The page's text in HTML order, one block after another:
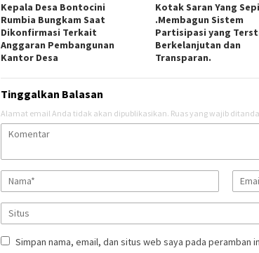
Kepala Desa Bontocini
Rumbia Bungkam Saat
Dikonfirmasi Terkait
Anggaran Pembangunan
Kantor Desa
Kotak Saran Yang Sepi
.Membagun Sistem
Partisipasi yang
Berkelanjutan dan
Transparan.
Tinggalkan Balasan
Alamat email Anda tidak akan dipublikasikan. Ruas yang wajib
Simpan nama, email, dan situs web saya pada peramban